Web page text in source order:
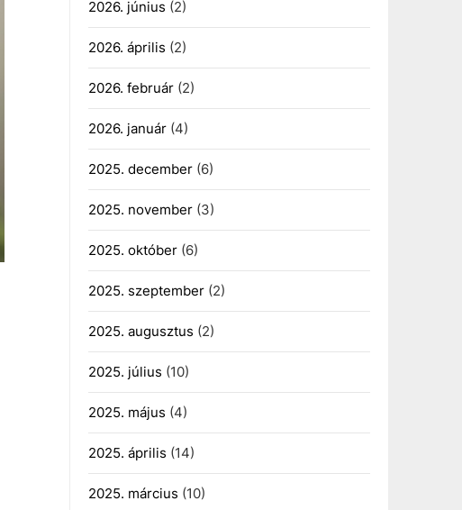
2026. június (2)
2026. április (2)
2026. február(2)
2026. január(4)
2025. december(6)
2025. november(3)
2025. október(6)
2025. szeptember(2)
2025. augusztus (2)
2025. július (10)
2025. május (4)
2025. április (14)
2025. március (10)